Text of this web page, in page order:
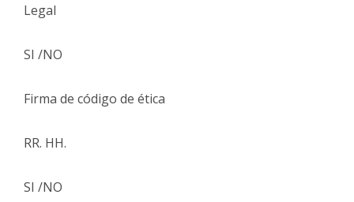
Legal
SI /NO
Firma de código de ética
RR. HH.
SI /NO